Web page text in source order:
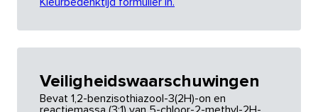
Veiligheidswaarschuwingen
Bevat 1,2-benzisothiazool-3(2H)-on en
reactiemassa (3:1) van 5-chloor-2-methyl-2H-